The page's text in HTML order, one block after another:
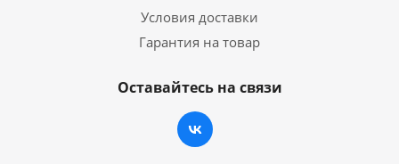
Условия доставки
Гарантия на товар
Оставайтесь на связи